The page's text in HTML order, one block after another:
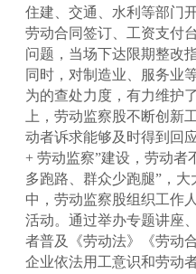
住建、交通、水利等部门
劳动合同签订、工资支付
问题，当场下达限期整改
同时，对制造业、服务业
为的查处力度，有力维护
上，劳动监察股不断创新
动者诉求能够及时得到回
+ 劳动监察”建设，劳动者
多跑路、群众少跑腿”，
中，劳动监察股组织工作
活动。通过举办专题讲座
者普及《劳动法》《劳动
企业依法用工意识和劳动